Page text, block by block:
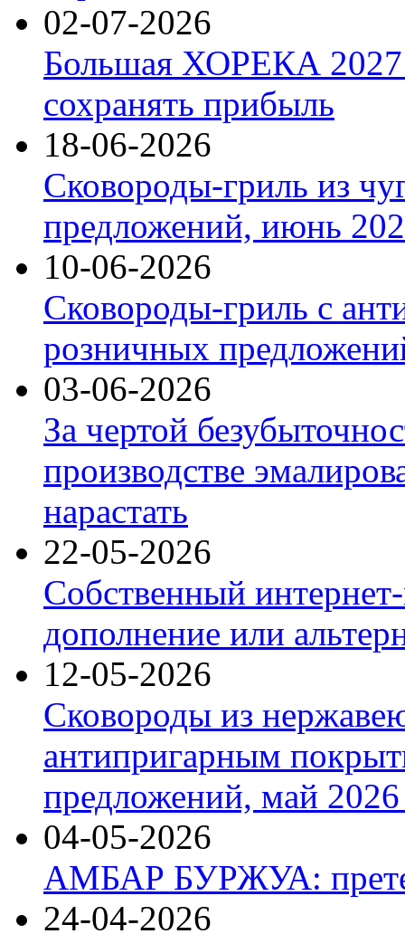
02-07-2026
Большая ХОРЕКА 2027:
сохранять прибыль
18-06-2026
Сковороды-гриль из
предложений, июнь
10-06-2026
Сковороды-гриль с
розничных
03-06-2026
За чертой
производстве
нарастать
22-05-2026
Собственный
дополнение или
12-05-2026
Сковороды из
антипригарным
предложений, май 2026
04-05-2026
АМБАР БУРЖУА:
24-04-2026